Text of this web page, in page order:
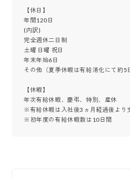
【休日】
年間120日
(内訳)
完全週休二日制
土曜 日曜 祝日
年末年始6日
その他（夏季休暇は有給消化にて約5
【休暇】
年次有給休暇、慶弔、特別、産休
※有給休暇は入社後3ヵ月経過後より
※初年度の有給休暇数は10日間